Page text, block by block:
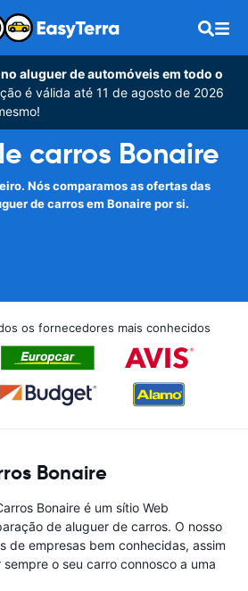
aluguer de automóveis em todo o
é válida até 11 de agosto de 2026
carros Bonaire
Nós comparamos as ofertas das
de carros em Bonaire por si.
os fornecedores mais conhecidos
Bonaire
Bonaire é um sítio Web
de aluguer de carros. O nosso
de empresas bem conhecidas, assim
o seu carro connosco a uma